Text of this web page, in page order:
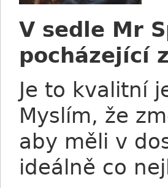
V sedle Mr
pocházející
Je to kvalitní
Myslím, že
aby měli v
ideálně co